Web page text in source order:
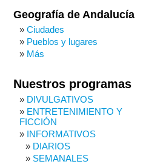
Geografía de Andalucía
Ciudades
Pueblos y lugares
Más
Nuestros programas
DIVULGATIVOS
ENTRETENIMIENTO Y
FICCIÓN
INFORMATIVOS
DIARIOS
SEMANALES